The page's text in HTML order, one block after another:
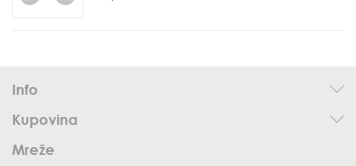
Info
Kupovina
Mreže